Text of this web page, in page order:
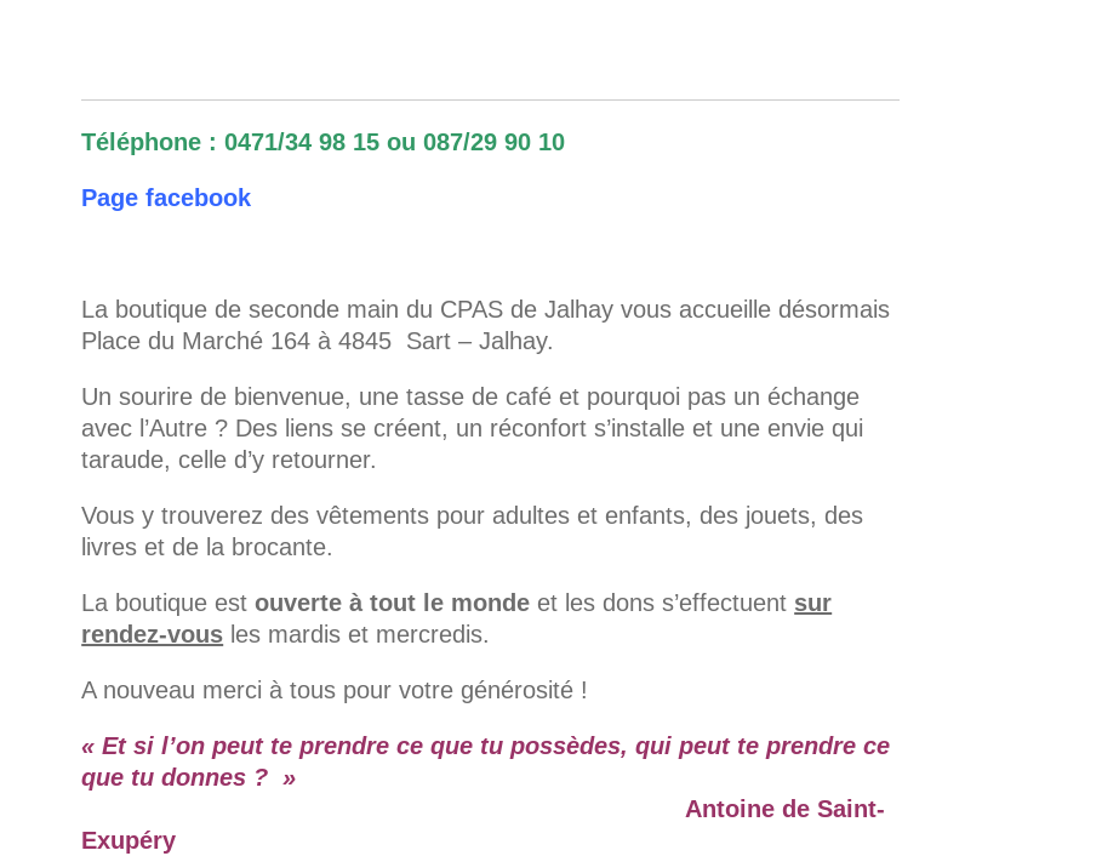
Téléphone : 0471/34 98 15 ou 087/29 90 10
Page facebook
La boutique de seconde main du CPAS de Jalhay vous accueille désormais
Place du Marché 164 à 4845 Sart – Jalhay.
Un sourire de bienvenue, une tasse de café et pourquoi pas un échange
avec l’Autre ? Des liens se créent, un réconfort s’installe et une envie qui
taraude, celle d’y retourner.
Vous y trouverez des vêtements pour adultes et enfants, des jouets, des
livres et de la brocante.
La boutique estouverte à tout le monde et les dons s’effectuent sur
rendez-vous les mardis et mercredis.
A nouveau merci à tous pour votre générosité !
« Et si l’on peut te prendre ce que tu possèdes, qui peut te prendre ce
que tu donnes ? »
Antoine de Saint-
Exupéry